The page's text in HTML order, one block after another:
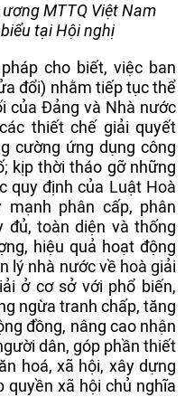
MTTQ Việt Nam
tại Hội nghị
cho biết, việc ban
đổi) nhằm tiếp tục thể
của Đảng và Nhà nước
thiết chế giải quyết
cường ứng dụng công
kịp thời tháo gỡ những
quy định của Luật Hoà
phân cấp, phân
đủ, toàn diện và thống
hiệu quả hoạt động
lý nhà nước về hoà giải
ở cơ sở với phổ biến,
ngừa tranh chấp, tăng
đồng, nâng cao nhận
dân, góp phần thiết
hoá, xã hội, xây dựng
quyền xã hội chủ nghĩa